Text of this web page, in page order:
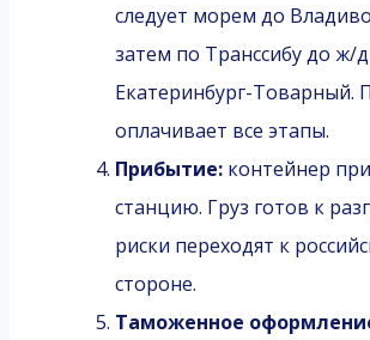
следует морем до
затем по Транссибу до ж/
Екатеринбург-Товарный.
оплачивает все этапы.
Прибытие: контейнер
станцию. Груз готов к
риски переходят к
стороне.
Таможенное